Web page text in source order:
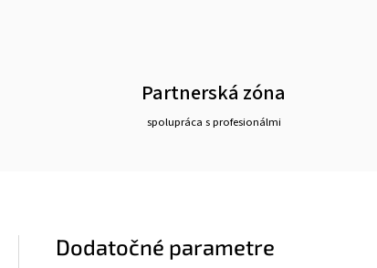
Partnerská zóna
spolupráca s profesionálmi
Dodatočné parametre